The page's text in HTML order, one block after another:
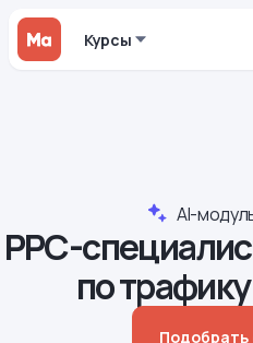
Курсы
AI-
PPC-
по
Подобрать